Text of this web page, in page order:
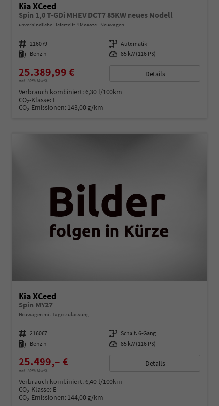
Kia XCeed
Spin 1,0 T-GDi MHEV DCT7 85KW neues Modell
unverbindliche Lieferzeit: 4 Monate Neuwagen
Fahrzeugnummer 216079 Getriebe Automatik
Kraftstoff Benzin Leistung 85 kW (116 PS)
25.389,99 €
incl. 19% MwSt.
Details
Verbrauch kombiniert:6,30 l/100km
CO2-Klasse: E
CO2-Emissionen: 143,00 g/km
Kia XCeed
Spin MY27
Neuwagen mit Tageszulassung
Fahrzeugnummer 216067 Getriebe Schalt. 6-Gang
Kraftstoff Benzin Leistung 85 kW (116 PS)
25.499,– €
incl. 19% MwSt.
Details
Verbrauch kombiniert:6,40 l/100km
CO2-Klasse: E
CO2-Emissionen: 144,00 g/km